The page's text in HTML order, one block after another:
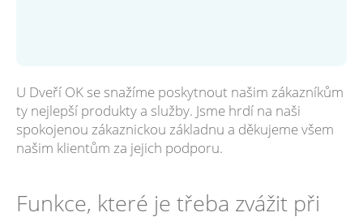
U Dveří OK se snažíme poskytnout našim zákazníkům
ty nejlepší produkty a služby. Jsme hrdí na naši
spokojenou zákaznickou základnu a děkujeme všem
našim klientům za jejich podporu.
Funkce, které je třeba zvážit při